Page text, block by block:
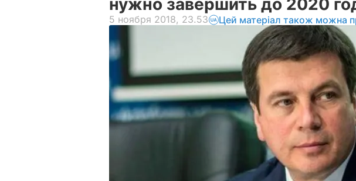
нужно завершить до 2020
5 ноября 2018, 23.53 Цей матеріал також можна